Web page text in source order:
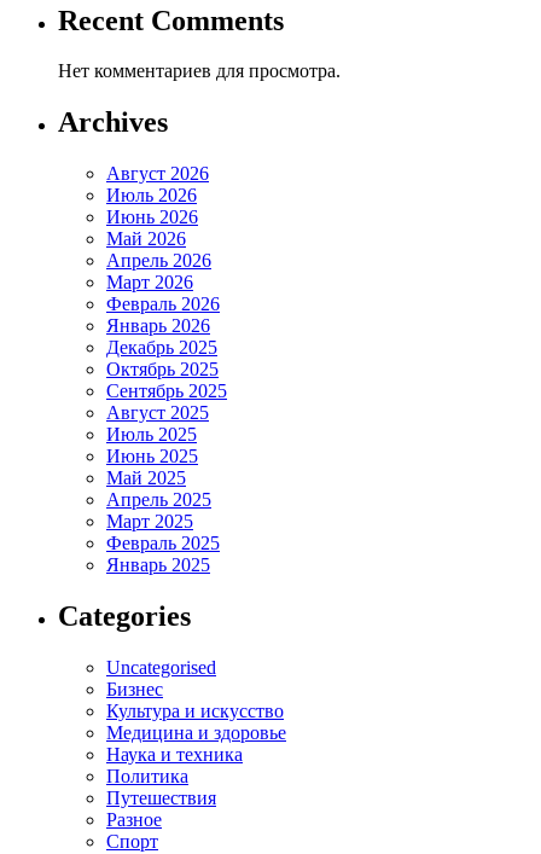
Recent Comments
Нет комментариев для просмотра.
Archives
Август 2026
Июль 2026
Июнь 2026
Май 2026
Апрель 2026
Март 2026
Февраль 2026
Январь 2026
Декабрь 2025
Октябрь 2025
Сентябрь 2025
Август 2025
Июль 2025
Июнь 2025
Май 2025
Апрель 2025
Март 2025
Февраль 2025
Январь 2025
Categories
Uncategorised
Бизнес
Культура и искусство
Медицина и здоровье
Наука и техника
Политика
Путешествия
Разное
Спорт